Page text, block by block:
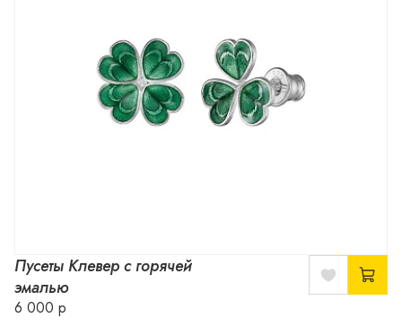
Пусеты Клевер с горячей
эмалью
6 000 р